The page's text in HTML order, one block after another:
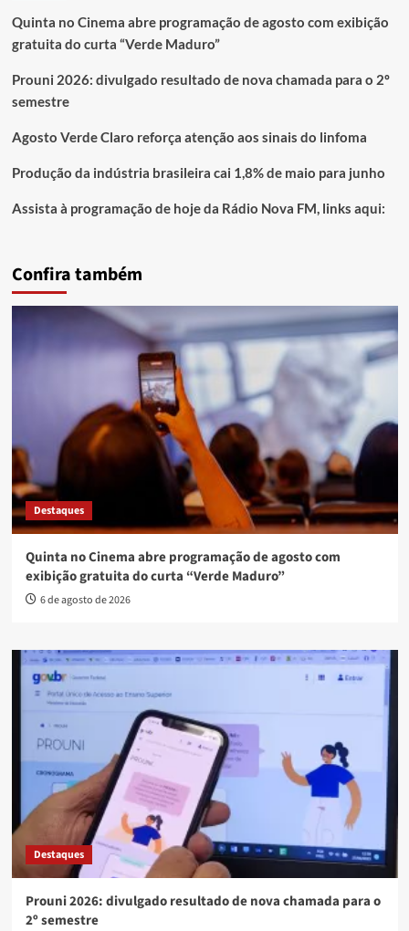
Quinta no Cinema abre programação de agosto com exibição
gratuita do curta “Verde Maduro”
Prouni 2026: divulgado resultado de nova chamada para o 2º
semestre
Agosto Verde Claro reforça atenção aos sinais do linfoma
Produção da indústria brasileira cai 1,8% de maio para junho
Assista à programação de hoje da Rádio Nova FM, links aqui:
Confira também
Destaques
Quinta no Cinema abre programação de agosto com
exibição gratuita do curta “Verde Maduro”
6 de agosto de 2026
Destaques
Prouni 2026: divulgado resultado de nova chamada para o
2º semestre